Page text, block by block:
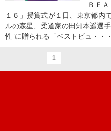
ＢＥ
１６」授賞式が１日、東京都内
ルの森星、柔道家の田知本遥選
性”に贈られる「ベストビュ・・・
1